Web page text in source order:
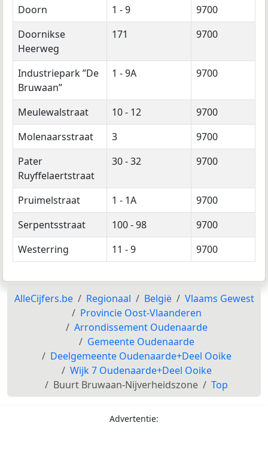
Doorn
1 - 9
9700
Doornikse
Heerweg
171 9700
Industriepark ”De
Bruwaan”
1 - 9A 9700
Meulewalstraat 10 - 12
9700
Molenaarsstraat
3
9700
Pater
Ruyffelaertstraat
30 - 32 9700
Pruimelstraat 1 - 1A
9700
Serpentsstraat
100 - 98
9700
Westerring
11 - 9 9700
AlleCijfers.be Regionaal België
Vlaams Gewest
Provincie Oost-Vlaanderen
Arrondissement Oudenaarde
Gemeente Oudenaarde
Deelgemeente Oudenaarde+Deel Ooike
Wijk 7 Oudenaarde+Deel Ooike
Buurt Bruwaan-Nijverheidszone
Top
Advertentie: